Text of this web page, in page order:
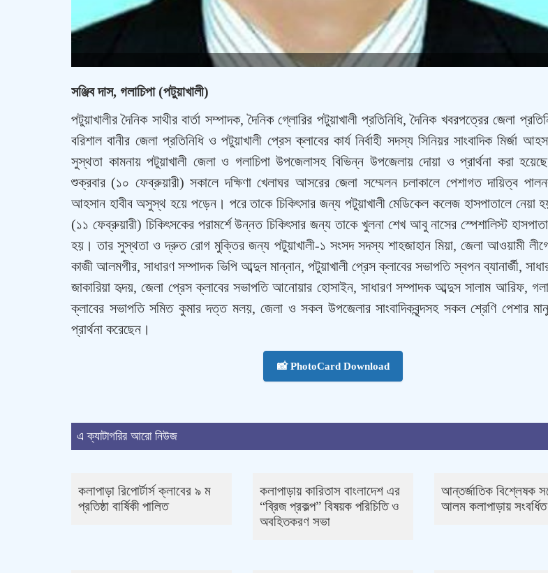
সঞ্জিব দাস, গলাচিপা (পটুয়াখালী)
পটুয়াখালীর দৈনিক সাথীর বার্তা সম্পাদক, দৈনিক গ্লোরির পটুয়াখালী প্রতিনিধি, দৈনিক খবরপত্রের জেলা
বরিশাল বানীর জেলা প্রতিনিধি ও পটুয়াখালী প্রেস ক্লাবের কার্য নির্বাহী সদস্য সিনিয়র সাংবাদিক মির্জা
সুস্থতা কামনায় পটুয়াখালী জেলা ও গলাচিপা উপজেলাসহ বিভিন্ন উপজেলায় দোয়া ও প্রার্থনা করা
শুক্রবার (১০ ফেব্রুয়ারী) সকালে দক্ষিণা খেলাঘর আসরের জেলা সম্মেলন চলাকালে পেশাগত দায়িত্ব
আহসান হাবীব অসুস্থ হয়ে পড়েন। পরে তাকে চিকিৎসার জন্য পটুয়াখালী মেডিকেল কলেজ হাসপাতালে নেয়া
(১১ ফেব্রুয়ারী) চিকিৎসকের পরামর্শে উন্নত চিকিৎসার জন্য তাকে খুলনা শেখ আবু নাসের স্পেশালিস্ট
হয়। তার সুস্থতা ও দ্রুত রোগ মুক্তির জন্য পটুয়াখালী-১ সংসদ সদস্য শাহজাহান মিয়া, জেলা আওয়ামী
কাজী আলমগীর, সাধারণ সম্পাদক ভিপি আব্দুল মান্নান, পটুয়াখালী প্রেস ক্লাবের সভাপতি স্বপন ব্যানার্জী,
জাকারিয়া হৃদয়, জেলা প্রেস ক্লাবের সভাপতি আনোয়ার হোসাইন, সাধারণ সম্পাদক আব্দুস সালাম আরিফ,
ক্লাবের সভাপতি সমিত কুমার দত্ত মলয়, জেলা ও সকল উপজেলার সাংবাদিকবৃন্দসহ সকল শ্রেণি পেশার
প্রার্থনা করেছেন।
📸 PhotoCard Download
এ ক্যাটাগরির আরো নিউজ
কলাপাড়া রিপোর্টার্স ক্লাবের ৯ ম
প্রতিষ্ঠা বার্ষিকী পালিত
কলাপাড়ায় কারিতাস বাংলাদেশ এর
“ব্রিজ প্রকল্প” বিষয়ক পরিচিতি ও
অবহিতকরণ সভা
আন্তর্জাতিক বিশ্লেষক
আলম কলাপাড়ায় সংবর্ধিত